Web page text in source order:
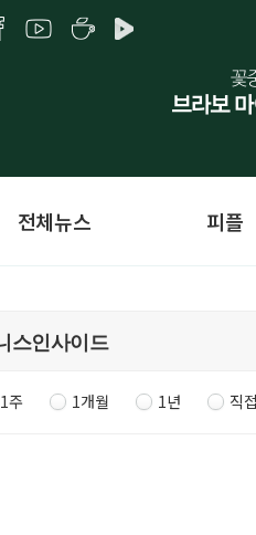
전체뉴스 피플
1주 1개월 1년 직